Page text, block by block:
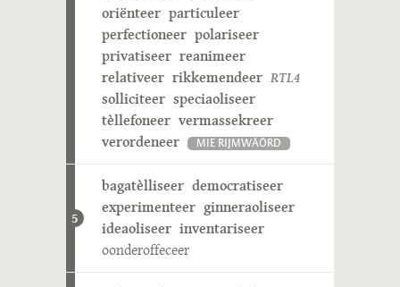
oriënteer particuleer
perfectioneer polariseer
privatiseer reanimeer
relativeer rikkemendeer RTL4
solliciteer speciaoliseer
tèllefoneer vermassekreer
verordeneer
MIE RIJMWÄÖRD
5
bagatèlliseer democratiseer
experimenteer ginneraoliseer
ideaoliseer inventariseer
oonderoffeceer